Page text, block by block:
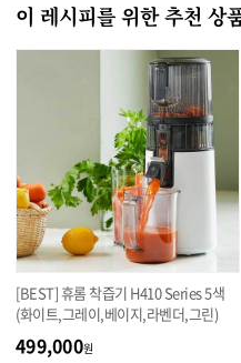
이 레시피를 위한 추천 상
[BEST] 휴롬 착즙기 H410 Series 5색
(화이트,그레이,베이지,라벤더,그린)
499,000원